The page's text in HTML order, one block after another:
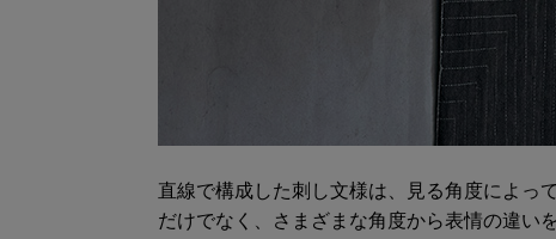
直線で構成した刺し文様は、見る角度によっ
だけでなく、さまざまな角度から表情の違い